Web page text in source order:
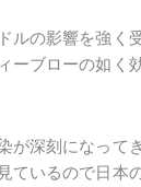
ルの影響を強く
ーブローの如く
が深刻になって
ているので日本